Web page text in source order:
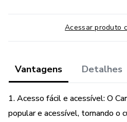
Acessar produto
Vantagens Detalhes
1. Acesso fácil e acessível: O
popular e acessível, tornando o